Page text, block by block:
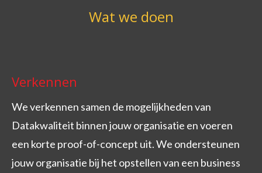
Wat we doen
Verkennen
We verkennen samen de mogelijkheden van
Datakwaliteit binnen jouw organisatie en voeren
een korte proof-of-concept uit. We ondersteunen
jouw organisatie bij het opstellen van een business